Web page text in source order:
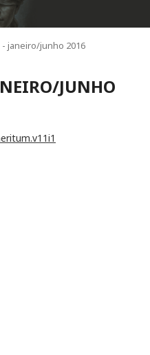
- janeiro/junho 2016
JUNHO